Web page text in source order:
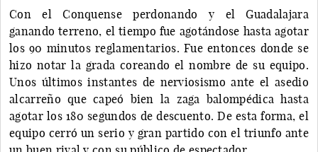
Con el Conquense perdonando y el Guadalajara
ganando terreno, el tiempo fue agotándose hasta agotar
los 90 minutos reglamentarios. Fue entonces donde se
hizo notar la grada coreando el nombre de su equipo.
Unos últimos instantes de nerviosismo ante el asedio
alcarreño que capeó bien la zaga balompédica hasta
agotar los 180 segundos de descuento. De esta forma, el
equipo cerró un serio y gran partido con el triunfo ante